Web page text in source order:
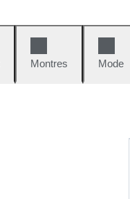
Montres Mode